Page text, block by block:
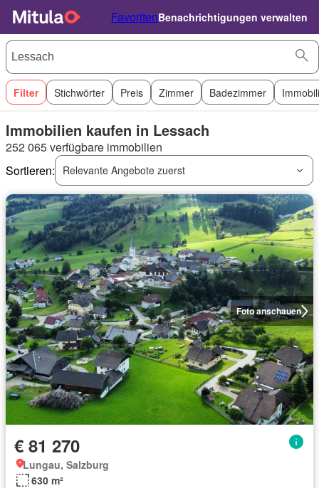
FavoritenBenachrichtigungen verwalten
Filter Stichwörter Preis Zimmer Badezimmer
Immobilien kaufen in Lessach
252 065 verfügbare immobilien
Sortieren:
Relevante Angebote zuerst
Foto anschauen
€ 81 270
Lungau, Salzburg
630 m²